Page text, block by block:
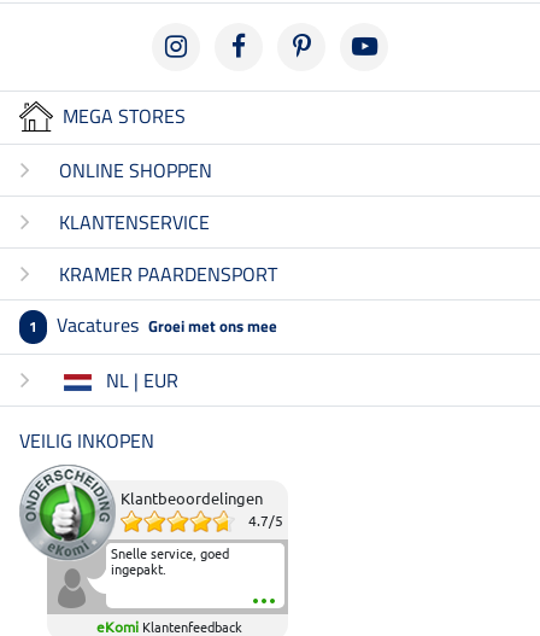
MEGA STORES
ONLINE SHOPPEN
KLANTENSERVICE
KRAMER PAARDENSPORT
1 Vacatures Groei met ons mee
NL | EUR
VEILIG INKOPEN
Klantbeoordelingen
4.7/5
Snelle service, goed
ingepakt.
eKomi Klantenfeedback